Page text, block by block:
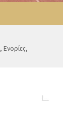
,Ενορίες,